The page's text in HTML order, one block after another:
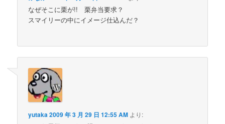
なぜそこに栗が!! 栗弁当要求？
スマイリーの中にイメージ仕込んだ？
yutaka2009 年 3 月 29 日 12:55 AM より: